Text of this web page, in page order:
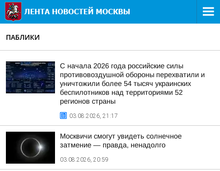
ПАБЛИКИ
С начала 2026 года российские силы
противовоздушной обороны перехватили и
уничтожили более 54 тысяч украинских
беспилотников над территориями 52
регионов страны
03.08.2026, 21:17
Москвичи смогут увидеть солнечное
затмение — правда, ненадолго
03.08.2026, 20:59